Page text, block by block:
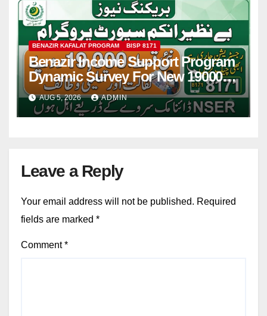
BENAZIR KAFALAT PROGRAM BISP 8171
Benazir Income Support Program
Dynamic Survey For New 19000
Installment 2026-27
AUG 5, 2026 ADMIN
Leave a Reply
Your email address will not be published. Required
fields are marked *
Comment*